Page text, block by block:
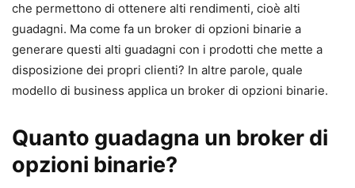
che permettono di ottenere alti rendimenti, cioè alti
guadagni. Ma come fa un broker di opzioni binarie a
generare questi alti guadagni con i prodotti che mette a
disposizione dei propri clienti? In altre parole, quale
modello di business applica un broker di opzioni binarie.
Quanto guadagna un broker di
opzioni binarie?